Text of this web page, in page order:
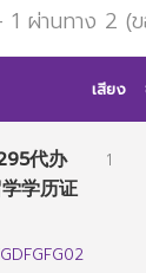
1 ผ่านทาง 2 (
เสียง
代办
学历证
1